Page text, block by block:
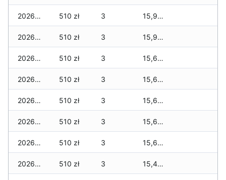
2026-05-28 510 zł 3 15,969 zł
2026-05-27 510 zł 3 15,969 zł
2026-05-26 510 zł 3 15,659 zł
2026-05-25 510 zł 3 15,659 zł
2026-05-24 510 zł 3 15,659 zł
2026-05-23 510 zł 3 15,659 zł
2026-05-22 510 zł 3 15,659 zł
2026-05-21 510 zł 3 15,459 zł